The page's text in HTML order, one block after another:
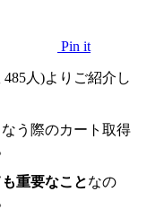
Pin it
人)よりご紹介し
う際のカート取得
重要なことなの